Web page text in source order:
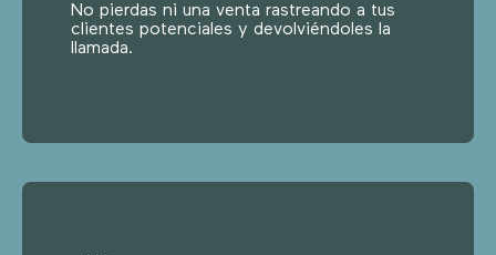
No pierdas ni una venta rastreando a tus
clientes potenciales y devolviéndoles la
llamada.